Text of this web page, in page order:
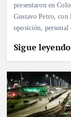
presentaron en
Gustavo Petro, con
oposición, personal
Sigue leyendo